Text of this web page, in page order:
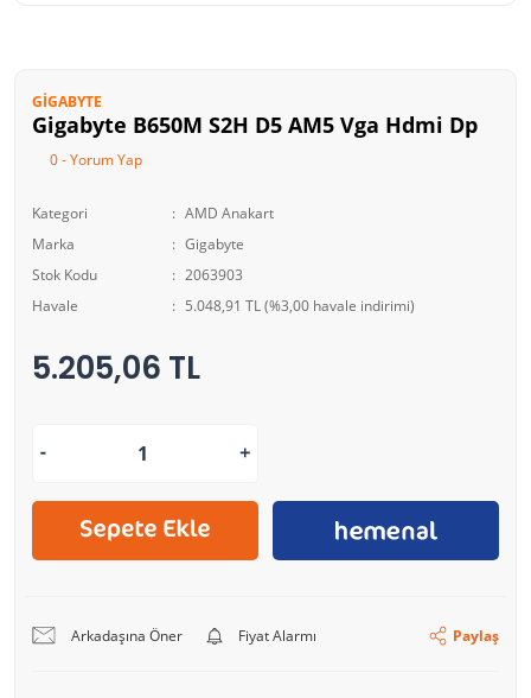
GIGABYTE
Gigabyte B650M S2H D5 AM5 Vga Hdmi Dp
0 - Yorum Yap
Kategori
AMD Anakart
Marka
Gigabyte
Stok Kodu
2063903
Havale
5.048,91 TL (%3,00 havale indirimi)
5.205,06 TL
Arkadaşına Öner Fiyat Alarmı Paylaş